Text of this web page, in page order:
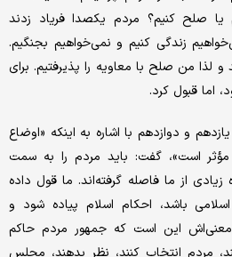
صلح کنیم؟ مردم یکصدا فریاد زدند
زندگی کنیم و نمی‌خواهیم بجنگیم.
و لذا من صلح با معاویه را پذیرفتیم. برای
اما قبول کرد.
و دوازدهم با اشاره به اینکه «اوضاع
است»، گفت: باید مردم را به سمت
از ما فاصله گرفته‌اند. ما قول داده
باشد، احکام اسلام پیاده شود و
این است که جمهور مردم حاکم
مردم انتخاب کنند، نظر بدهند، مجلس